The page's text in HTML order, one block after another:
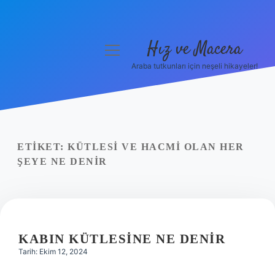
Yasal Uyarı
menüyü
Hız ve Macera
Araba tutkunları için neşeli hikayeler!
ETIKET: KÜTLESI VE HACMI OLAN HER
ŞEYE NE DENIR
KABIN KÜTLESINE NE DENIR
Tarih: Ekim 12, 2024